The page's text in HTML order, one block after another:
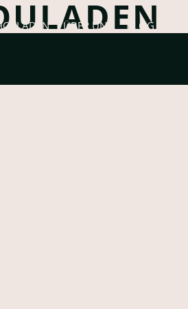
ÜBER UNS BLOG